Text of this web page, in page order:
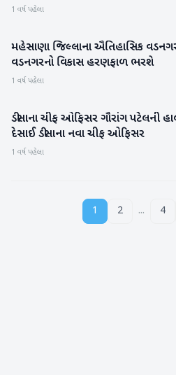
1 વર્ષ પહેલા
પાટણ
મહેસાણા જિલ્લાના ઐતિહાસિક
વડનગરનો વિકાસ હરણફાળ ભરશે
1 વર્ષ પહેલા
બનાસકાંઠા
ડીસાના ચીફ ઓફિસર ગૌરાંગ પટેલની
દેસાઈ ડીસાના નવા ચીફ ઓફિસર
1 વર્ષ પહેલા
1 2 ... 4